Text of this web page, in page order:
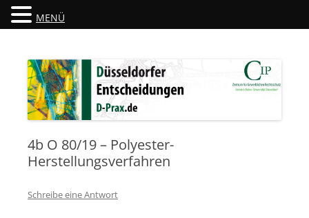
Düsseldorfer Entscheidungen
4b O 80/19 – Polyester-
Herstellungsverfahren
Schreibe eine Antwort
MENÜ